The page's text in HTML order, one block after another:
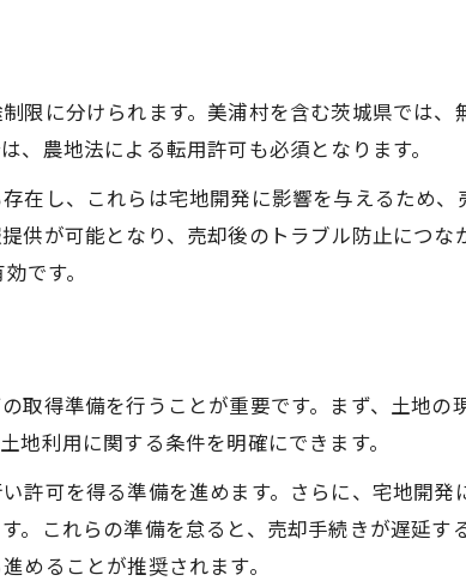
を越えて売却を実現する方法
区域売却で直面する法的壁を乗り越える手順
規制を理解した調整区域売却の実践例
区域売却時に発生する課題と解決策
区域売却における行政との円滑な調整
区域売却で知るべき開発制限の内容
制限が調整区域売却に及ぼす影響とは
区域売却で発生しやすいリスクの事例
制限下での調整区域売却成功の秘訣
区域売却時に使えるリスク回避策
限に分けられます。美浦村を含む茨城県では
農地法による転用許可も必須となります。
在し、これらは宅地開発に影響を与えるため、
供が可能となり、売却後のトラブル防止につ
です。
取得準備を行うことが重要です。まず、土地の
地利用に関する条件を明確にできます。
許可を得る準備を進めます。さらに、宅地開
。これらの準備を怠ると、売却手続きが遅延
めることが推奨されます。